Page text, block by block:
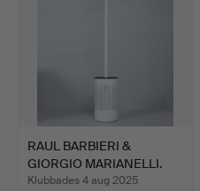
RAUL BARBIERI &
GIORGIO MARIANELLI.
Rexit …
Klubbades 4 aug 2025